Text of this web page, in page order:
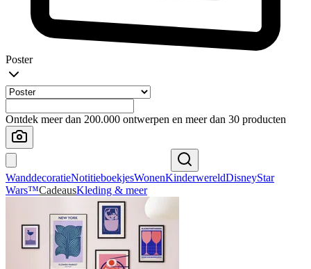
Poster
Ontdek meer dan 200.000 ontwerpen en meer dan 30 producten
WanddecoratieNotitieboekjesWonenKinderwereldDisneyStar
Wars™CadeausKleding & meer